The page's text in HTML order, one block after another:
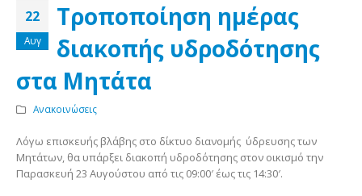
22
Αυγ
Τροποποίηση ημέρας
διακοπής υδροδότησης
στα Μητάτα
Ανακοινώσεις
Λόγω επισκευής βλάβης στο δίκτυο διανομής ύδρευσης των
Μητάτων, θα υπάρξει διακοπή υδροδότησης στον οικισμό την
Παρασκευή 23 Αυγούστου από τις 09:00′ έως τις 14:30′.